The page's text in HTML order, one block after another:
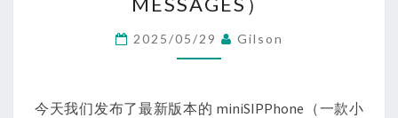
和
接
收
时
2025/05/29 Gilson
今天我们发布了最新版本的 miniSIPPhone（一款小